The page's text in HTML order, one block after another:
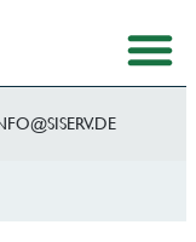
ED.VRE
SIS@OF